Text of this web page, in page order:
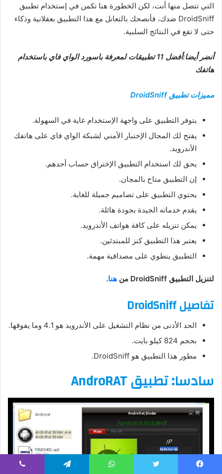
التي تتصل منها أنت، لكن الخطورة هنا تكمن في إستخدام تطبيق
DroidSniff ضدك، فأنصحك بالتعانل مع هذا التطبيق بعقلانية وذكاء
حتى لا تقع في النتائج السلبية.
أنضر أيضا:أفضل 11 تطبيقات لمعرفة باسورد الواي فاي باستخدام
هاتفك
مميزات تطبيق DroidSniff
يتوفر التطبيق على واجهة الإستخدام غاية في السهولة.
يفتح لك المجال الإختبار الأمني لشبكة الواي فاي على هاتفك
الأندرويد.
يحق لك استخدام التطبيق الإختراق حساب أحدهم.
إن التطبيق متاح بالمجان.
يحتوي التطبيق على تصاميم جميلة للغاية.
يقدم خدماته الجيدة بجودة هائلة.
يمكن تنزيله على كافة هواتف الأندرويد.
يعتبر هذا التطبيق كنز للمبتدئين.
التطبيق ينطوي على مصداقية مهمة.
لتنزيل التطبيق DroidSniff من هنا.
تفاصيل DroidSniff
الحد الأدنى من نظام التشغيل على الأندرويد هو 4.1 وما يفوقها.
بحجم 824 كيلو بايت.
مطور هذا التطبيق هو DroidSniff.
سادسا: تطبيق AndroRAT